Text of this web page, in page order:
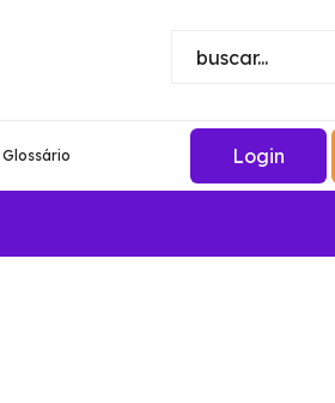
Glossário Login